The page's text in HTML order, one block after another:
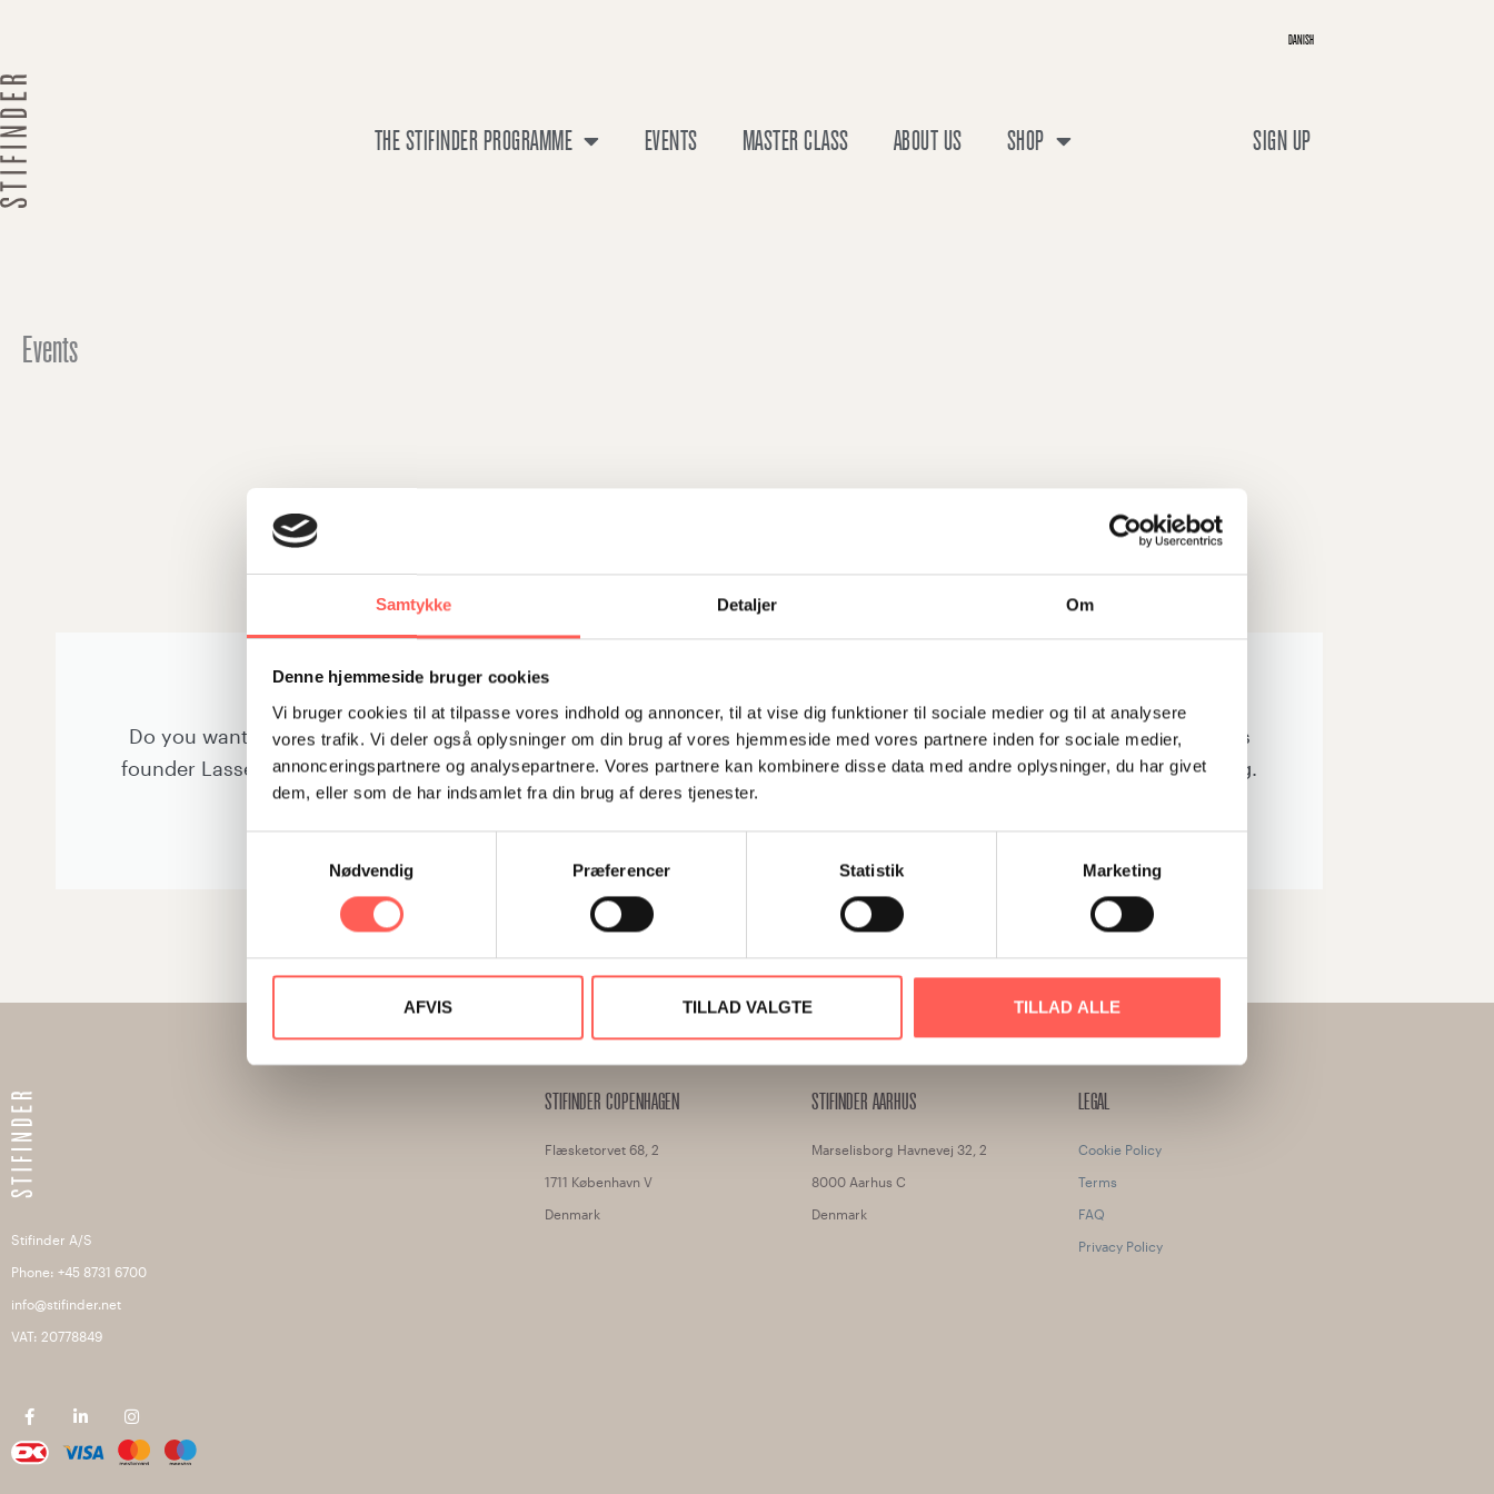
Samtykke Detaljer Om
Denne hjemmeside bruger cookies
Vi bruger cookies til at tilpasse vores indhold og annoncer, til at vise dig funktioner til sociale medier og til at analysere
vores trafik. Vi deler også oplysninger om din brug af vores hjemmeside med vores partnere inden for sociale medier,
annonceringspartnere og analysepartnere. Vores partnere kan kombinere disse data med andre oplysninger, du har givet
dem, eller som de har indsamlet fra din brug af deres tjenester.
Nødvendig
Præferencer Statistik Marketing
AFVIS TILLAD VALGTE TILLAD ALLE
content
DANISH
THE STIFINDER PROGRAMME EVENTS MASTER CLASS ABOUT US SHOP SIGN UP
Events
ONLINE Info meeting about The Stifinder Programme
Do you want to know more about the Stifinder Programme? Sign up for this free information meeting, where Stifinder´s
founder Lasse Zäll tells about the Stifinder Programme and its effect – and find out what you can get out of participating.
READ MORE
Stifinder A/S
Phone: +45 8731 6700
info@stifinder.net
VAT: 20778849
c
b
o
n
e
s
a
g
STIFINDER COPENHAGEN
Flæsketorvet 68, 2
1711 København V
Denmark
STIFINDER AARHUS
Marselisborg Havnevej 32, 2
8000 Aarhus C
Denmark
LEGAL
Cookie Policy
Terms
FAQ
Privacy Policy